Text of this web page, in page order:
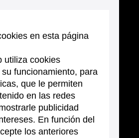
en esta página
utiliza cookies
funcionamiento, para
que le permiten
en las redes
publicidad
En función del
los anteriores